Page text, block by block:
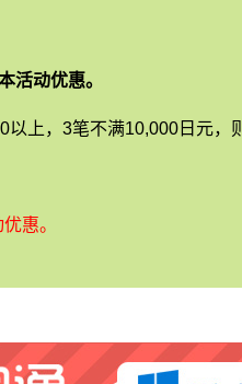
活动优惠。
上，3笔不满10,000日元，
惠。